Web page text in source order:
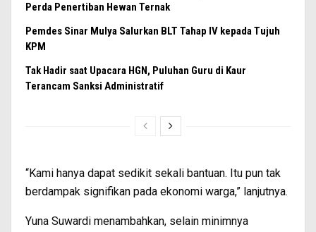
Perda Penertiban Hewan Ternak
Pemdes Sinar Mulya Salurkan BLT Tahap IV kepada Tujuh
KPM
Tak Hadir saat Upacara HGN, Puluhan Guru di Kaur
Terancam Sanksi Administratif
“Kami hanya dapat sedikit sekali bantuan. Itu pun tak
berdampak signifikan pada ekonomi warga,” lanjutnya.
Yuna Suwardi menambahkan, selain minimnya